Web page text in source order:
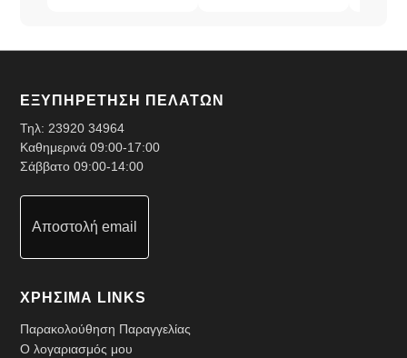
ΕΞΥΠΗΡΕΤΗΣΗ ΠΕΛΑΤΩΝ
Τηλ: 23920 34964
Καθημερινά 09:00-17:00
Σάββατο 09:00-14:00
Αποστολή email
ΧΡΗΣΙΜΑ LINKS
Παρακολούθηση Παραγγελίας
Ο λογαριασμός μου